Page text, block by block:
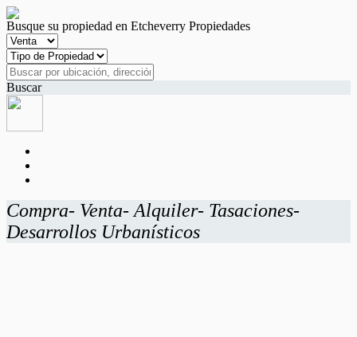
Busque su propiedad en Etcheverry Propiedades
Buscar
Compra- Venta- Alquiler- Tasaciones-
Desarrollos Urbanísticos